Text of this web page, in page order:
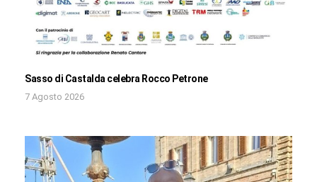
Sasso di Castalda celebra Rocco Petrone
7 Agosto 2026